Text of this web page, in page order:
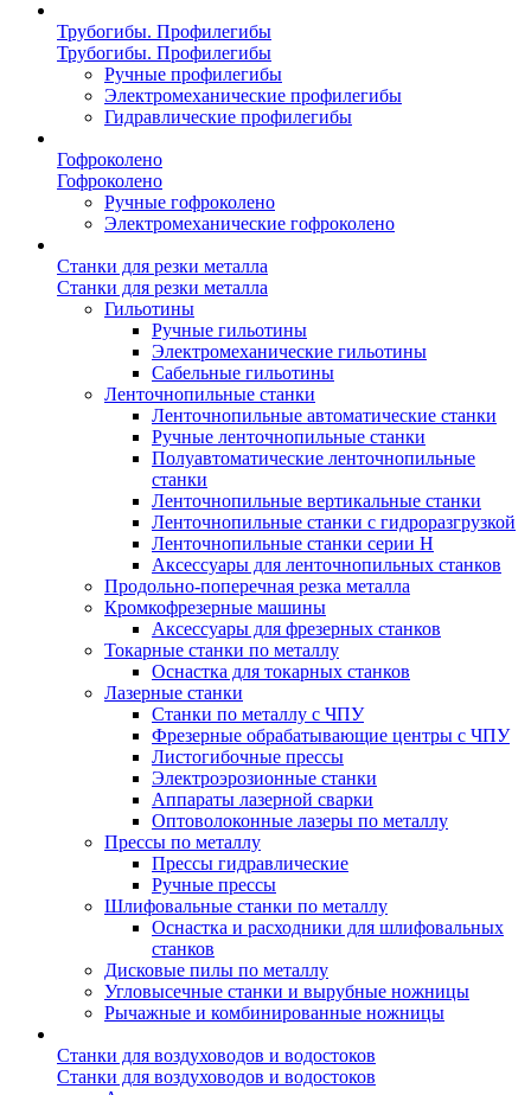
Трубогибы. Профилегибы
Трубогибы. Профилегибы
Ручные профилегибы
Электромеханические профилегибы
Гидравлические профилегибы
Гофроколено
Гофроколено
Ручные гофроколено
Электромеханические гофроколено
Станки для резки металла
Станки для резки металла
Гильотины
Ручные гильотины
Электромеханические гильотины
Сабельные гильотины
Ленточнопильные станки
Ленточнопильные автоматические станки
Ручные ленточнопильные станки
Полуавтоматические ленточнопильные
станки
Ленточнопильные вертикальные станки
Ленточнопильные станки с гидроразгрузкой
Ленточнопильные станки серии H
Аксессуары для ленточнопильных станков
Продольно-поперечная резка металла
Кромкофрезерные машины
Аксессуары для фрезерных станков
Токарные станки по металлу
Оснастка для токарных станков
Лазерные станки
Станки по металлу с ЧПУ
Фрезерные обрабатывающие центры с ЧПУ
Листогибочные прессы
Электроэрозионные станки
Аппараты лазерной сварки
Оптоволоконные лазеры по металлу
Прессы по металлу
Прессы гидравлические
Ручные прессы
Шлифовальные станки по металлу
Оснастка и расходники для шлифовальных
станков
Дисковые пилы по металлу
Угловысечные станки и вырубные ножницы
Рычажные и комбинированные ножницы
Станки для воздуховодов и водостоков
Станки для воздуховодов и водостоков